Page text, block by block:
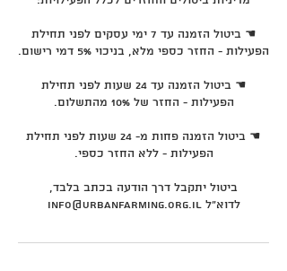
☚ ביטול הזמנה עד 7 ימי עסקים לפני תחילת
☚ ביטול הזמנה עד 24 שעות לפני תחילת
☚ ביטול הזמנה פחות מ- 24 שעות לפני תחילת
ביטול יתקבל דרך הודעה בכתב בלבד,
לדוא"ל info@urbanfarming.org.il